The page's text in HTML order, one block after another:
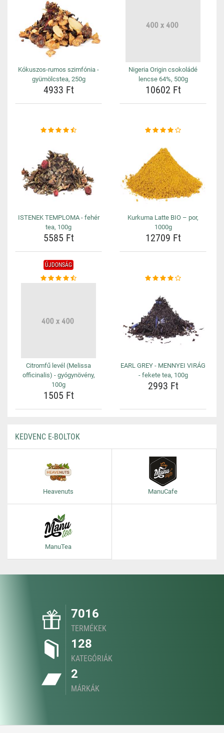
Kókuszos-rumos szimfónia -
gyümölcstea, 250g
4933 Ft
Nigeria Origin csokoládé
lencse 64%, 500g
10602 Ft
ISTENEK TEMPLOMA - fehér
tea, 100g
5585 Ft
Kurkuma Latte BIO – por,
1000g
12709 Ft
ÚJDONSÁG
Citromfű levél (Melissa
officinalis) - gyógynövény,
100g
1505 Ft
EARL GREY - MENNYEI VIRÁG
- fekete tea, 100g
2993 Ft
KEDVENC E-BOLTOK
Heavenuts ManuCafe
ManuTea
7016
TERMÉKEK
128
KATEGÓRIÁK
2
MÁRKÁK